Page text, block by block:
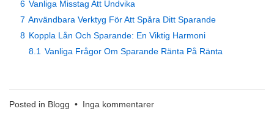
6 Vanliga Misstag Att Undvika
7 Användbara Verktyg För Att Spåra Ditt Sparande
8 Koppla Lån Och Sparande: En Viktig Harmoni
8.1 Vanliga Frågor Om Sparande Ränta På Ränta
Posted in Blogg • Inga kommentarertill